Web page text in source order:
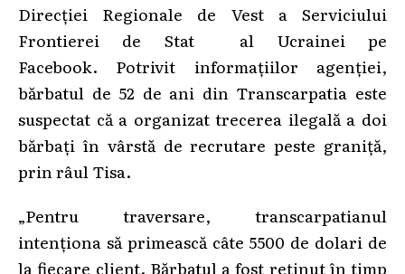
Direcției Regionale de Vest a Serviciului
Frontierei de Stat al Ucrainei pe
Facebook. Potrivit informațiilor agenției,
bărbatul de 52 de ani din Transcarpatia este
suspectat că a organizat trecerea ilegală a doi
bărbați în vârstă de recrutare peste graniță,
prin râul Tisa.
„Pentru traversare, transcarpatianul
intenționa să primească câte 5500 de dolari de
la fiecare client. Bărbatul a fost reținut în timp